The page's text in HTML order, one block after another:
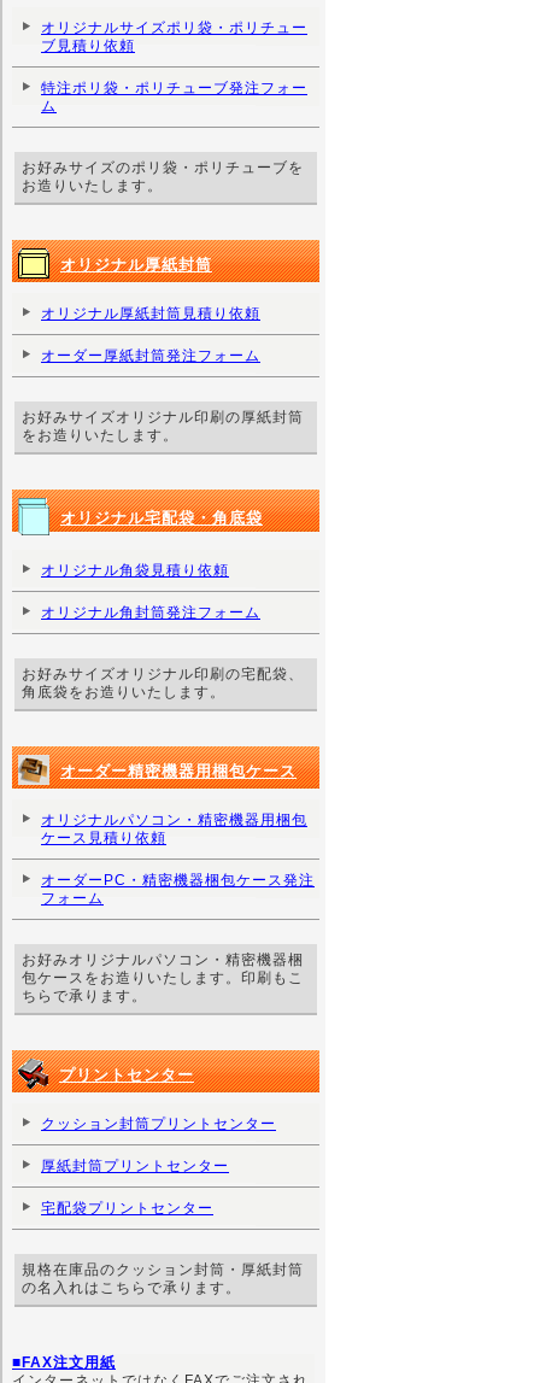
オリジナルサイズポリ袋・ポリチュー
ブ見積り依頼
特注ポリ袋・ポリチューブ発注フォー
ム
お好みサイズのポリ袋・ポリチューブを
お造りいたします。
オリジナル厚紙封筒
オリジナル厚紙封筒見積り依頼
オーダー厚紙封筒発注フォーム
お好みサイズオリジナル印刷の厚紙封筒
をお造りいたします。
オリジナル宅配袋・角底袋
オリジナル角袋見積り依頼
オリジナル角封筒発注フォーム
お好みサイズオリジナル印刷の宅配袋、
角底袋をお造りいたします。
オーダー精密機器用梱包ケース
オリジナルパソコン・精密機器用梱包
ケース見積り依頼
オーダーPC・精密機器梱包ケース発注
フォーム
お好みオリジナルパソコン・精密機器梱
包ケースをお造りいたします。印刷もこ
ちらで承ります。
プリントセンター
クッション封筒プリントセンター
厚紙封筒プリントセンター
宅配袋プリントセンター
規格在庫品のクッション封筒・厚紙封筒
の名入れはこちらで承ります。
■FAX注文用紙